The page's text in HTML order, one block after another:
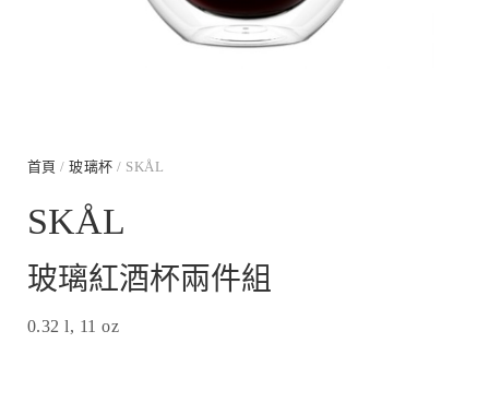
首頁 /玻璃杯 / SKÅL
SKÅL
玻璃紅酒杯兩件組
0.32 l, 11 oz